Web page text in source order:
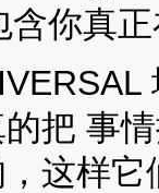
你真
把 事
这样